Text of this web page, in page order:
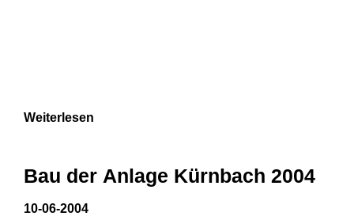
Weiterlesen
Bau der Anlage Kürnbach 2004
10-06-2004